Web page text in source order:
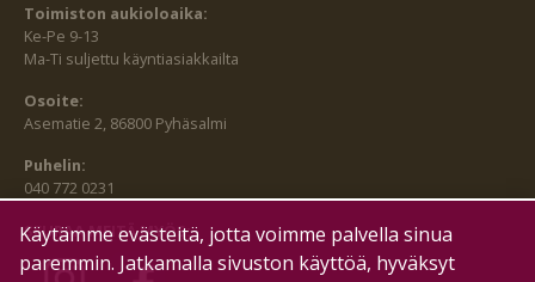
Toimiston aukioloaika:
Ke-Pe 9-13
Ma-Ti suljettu käyntiasiakkailta
Osoite:
Asematie 2, 86800 Pyhäsalmi
Puhelin:
040 772 0231
SEURAA MEITÄ MYÖS:
Käytämme evästeitä, jotta voimme palvella sinua
paremmin. Jatkamalla sivuston käyttöä, hyväksyt